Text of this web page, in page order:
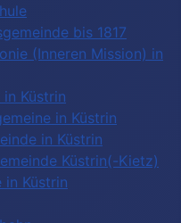
bis 1817
(Inneren Mission) in
Küstrin
in Küstrin
in Küstrin
Küstrin(-Kietz)
in Küstrin